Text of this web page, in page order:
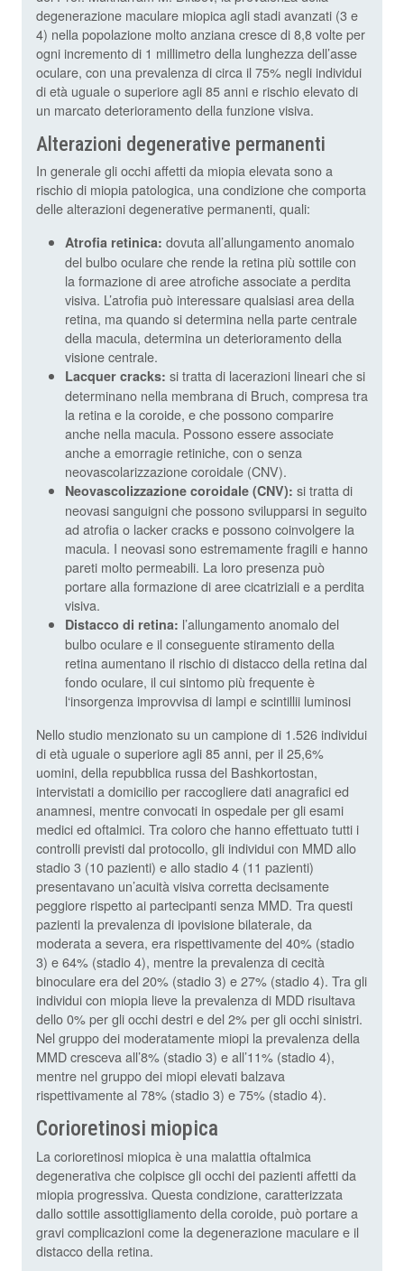
degenerazione maculare miopica agli stadi avanzati (3 e
4) nella popolazione molto anziana cresce di 8,8 volte per
ogni incremento di 1 millimetro della lunghezza dell’asse
oculare, con una prevalenza di circa il 75% negli individui
di età uguale o superiore agli 85 anni e rischio elevato di
un marcato deterioramento della funzione visiva.
Alterazioni degenerative permanenti
In generale gli occhi affetti da miopia elevata sono a
rischio di miopia patologica, una condizione che comporta
delle alterazioni degenerative permanenti, quali:
Atrofia retinica: dovuta all’allungamento anomalo
del bulbo oculare che rende la retina più sottile con
la formazione di aree atrofiche associate a perdita
visiva. L’atrofia può interessare qualsiasi area della
retina, ma quando si determina nella parte centrale
della macula, determina un deterioramento della
visione centrale.
Lacquer cracks: si tratta di lacerazioni lineari che si
determinano nella membrana di Bruch, compresa tra
la retina e la coroide, e che possono comparire
anche nella macula. Possono essere associate
anche a emorragie retiniche, con o senza
neovascolarizzazione coroidale (CNV).
Neovascolizzazione coroidale (CNV): si tratta di
neovasi sanguigni che possono svilupparsi in seguito
ad atrofia o lacker cracks e possono coinvolgere la
macula. I neovasi sono estremamente fragili e hanno
pareti molto permeabili. La loro presenza può
portare alla formazione di aree cicatriziali e a perdita
visiva.
Distacco di retina: l’allungamento anomalo del
bulbo oculare e il conseguente stiramento della
retina aumentano il rischio di distacco della retina dal
fondo oculare, il cui sintomo più frequente è
l‘insorgenza improvvisa di lampi e scintillii luminosi
Nello studio menzionato su un campione di 1.526 individui
di età uguale o superiore agli 85 anni, per il 25,6%
uomini, della repubblica russa del Bashkortostan,
intervistati a domicilio per raccogliere dati anagrafici ed
anamnesi, mentre convocati in ospedale per gli esami
medici ed oftalmici. Tra coloro che hanno effettuato tutti i
controlli previsti dal protocollo, gli individui con MMD allo
stadio 3 (10 pazienti) e allo stadio 4 (11 pazienti)
presentavano un’acuità visiva corretta decisamente
peggiore rispetto ai partecipanti senza MMD. Tra questi
pazienti la prevalenza di ipovisione bilaterale, da
moderata a severa, era rispettivamente del 40% (stadio
3) e 64% (stadio 4), mentre la prevalenza di cecità
binoculare era del 20% (stadio 3) e 27% (stadio 4). Tra gli
individui con miopia lieve la prevalenza di MDD risultava
dello 0% per gli occhi destri e del 2% per gli occhi sinistri.
Nel gruppo dei moderatamente miopi la prevalenza della
MMD cresceva all’8% (stadio 3) e all’11% (stadio 4),
mentre nel gruppo dei miopi elevati balzava
rispettivamente al 78% (stadio 3) e 75% (stadio 4).
Corioretinosi miopica
La corioretinosi miopica è una malattia oftalmica
degenerativa che colpisce gli occhi dei pazienti affetti da
miopia progressiva. Questa condizione, caratterizzata
dallo sottile assottigliamento della coroide, può portare a
gravi complicazioni come la degenerazione maculare e il
distacco della retina.